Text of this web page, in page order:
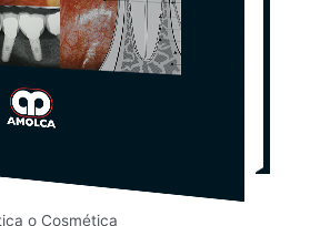
o Cosmética